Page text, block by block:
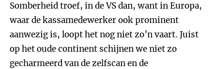
Somberheid troef, in de VS dan, want in Europa,
waar de kassamedewerker ook prominent
aanwezig is, loopt het nog niet zo’n vaart. Juist
op het oude continent schijnen we niet zo
gecharmeerd van de zelfscan en de